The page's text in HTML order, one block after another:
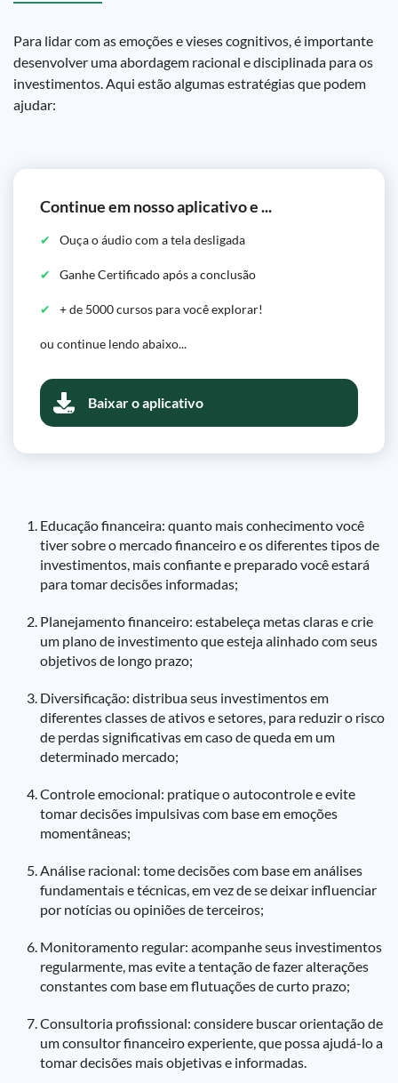
Para lidar com as emoções e vieses cognitivos, é importante
desenvolver uma abordagem racional e disciplinada para os
investimentos. Aqui estão algumas estratégias que podem
ajudar:
Continue em nosso aplicativo e ...
Ouça o áudio com a tela desligada
Ganhe Certificado após a conclusão
+ de 5000 cursos para você explorar!
ou continue lendo abaixo...
Baixar o aplicativo
Educação financeira: quanto mais conhecimento você
tiver sobre o mercado financeiro e os diferentes tipos de
investimentos, mais confiante e preparado você estará
para tomar decisões informadas;
Planejamento financeiro: estabeleça metas claras e crie
um plano de investimento que esteja alinhado com seus
objetivos de longo prazo;
Diversificação: distribua seus investimentos em
diferentes classes de ativos e setores, para reduzir o risco
de perdas significativas em caso de queda em um
determinado mercado;
Controle emocional: pratique o autocontrole e evite
tomar decisões impulsivas com base em emoções
momentâneas;
Análise racional: tome decisões com base em análises
fundamentais e técnicas, em vez de se deixar influenciar
por notícias ou opiniões de terceiros;
Monitoramento regular: acompanhe seus investimentos
regularmente, mas evite a tentação de fazer alterações
constantes com base em flutuações de curto prazo;
Consultoria profissional: considere buscar orientação de
um consultor financeiro experiente, que possa ajudá-lo a
tomar decisões mais objetivas e informadas.